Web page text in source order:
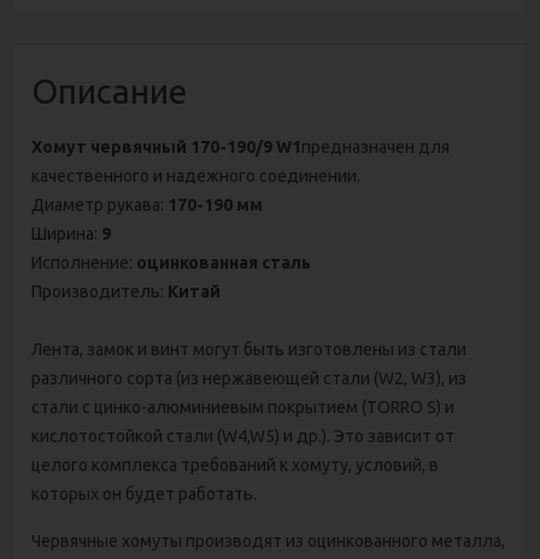
Описание
Хомут червячный 170-190/9 W1предназначен для
качественного и надежного соединении.
Диаметр рукава: 170-190 мм
Ширина: 9
Исполнение: оцинкованная сталь
Производитель: Китай
Лента, замок и винт могут быть изготовлены из стали
различного сорта (из нержавеющей стали (W2, W3), из
стали с цинко-алюминиевым покрытием (TORRO S) и
кислотостойкой стали (W4,W5) и др.). Это зависит от
целого комплекса требований к хомуту, условий, в
которых он будет работать.
Червячные хомуты производят из оцинкованного металла,